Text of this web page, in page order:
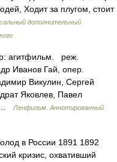
Ходит за плугом, стоит
дополнительный
агитфильм. реж.
Иванов Гай, опер.
Викулин, Сергей
Яковлев, Павел
…
Ленфильм. Аннотированный
в России 1891 1892
кризис, охвативший